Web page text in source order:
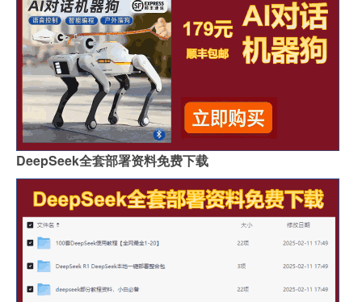
DeepSeek全套部署资料免费下载